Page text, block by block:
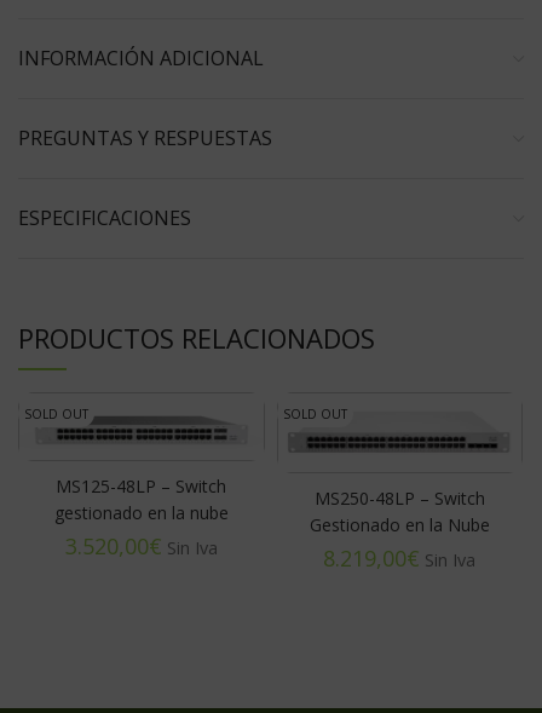
INFORMACIÓN ADICIONAL
PREGUNTAS Y RESPUESTAS
ESPECIFICACIONES
PRODUCTOS RELACIONADOS
SOLD OUT
MS125-48LP – Switch
gestionado en la nube
€
SOLD OUT
MS250-48LP – Switch
Gestionado en la Nube
€